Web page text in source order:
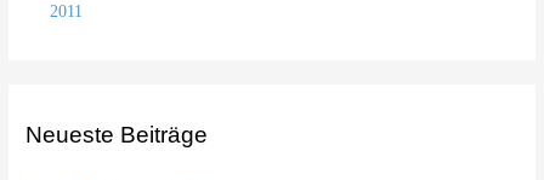
2011
Neueste Beiträge